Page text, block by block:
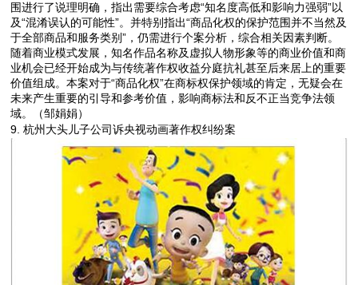
围进行了说理明确，指出需要综合考虑“知名度高低和影响力强弱”以
及“混淆误认的可能性”。并特别指出“商品化权的保护范围并不当然及
于全部商品和服务类别”，仍需进行个案分析，综合相关因素判断。
随着商业模式发展，知名作品名称及虚拟人物形象等的商业价值和商
业机会已经开始成为与传统著作权收益分庭抗礼甚至后来居上的重要
价值组成。本案对于“商品化权”在商标权保护领域的肯定，无疑会在
未来产生重要的引导和参考价值，影响商标法和反不正当竞争法领
域。（邹娟娟）
9. 杭州大头儿子公司诉央视动画著作权纠纷案